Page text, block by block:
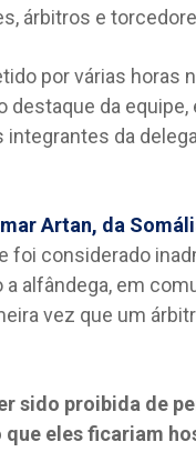
árbitros e
por várias horas
destaque da
da
Artan, da
foi considerado
alfândega, em
vez que um
sido proibida de
eles ficariam